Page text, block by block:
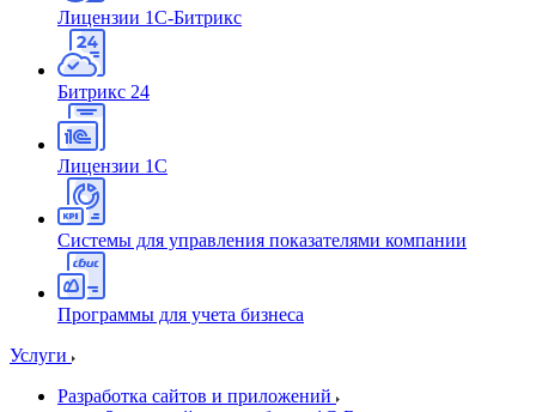
Лицензии 1С-Битрикс
Битрикс 24
Лицензии 1С
Системы для управления показателями компании
Программы для учета бизнеса
Услуги
Разработка сайтов и приложений